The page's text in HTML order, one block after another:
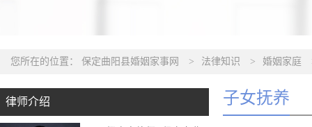
您所在的位置： 保定曲阳县婚姻家事网 > 法律知识 > 婚姻家庭
律师介绍 子女抚养